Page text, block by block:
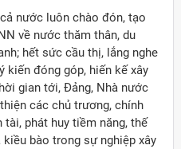
nước luôn chào đón, tạo
về nước thăm thân, du
hết sức cầu thị, lắng nghe
kiến đóng góp, hiến kế xây
gian tới, Đảng, Nhà nước
các chủ trương, chính
tài, phát huy tiềm năng, thế
bào trong sự nghiệp xây